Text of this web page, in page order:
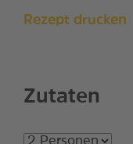
Rezept drucken
Zutaten